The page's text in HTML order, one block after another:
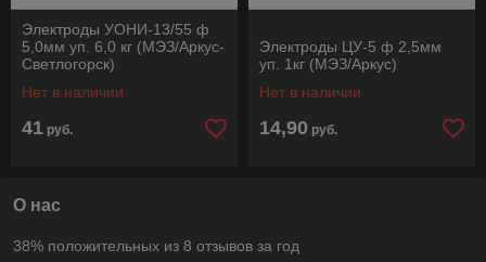
Электроды УОНИ-13/55 ф
5,0мм уп. 6,0 кг (МЭЗ/Аркус-
Светлогорск)
Нет в наличии
41 руб.
Электроды ЦУ-5 ф 2,5мм
уп. 1кг (МЭЗ/Аркус)
Нет в наличии
14,90 руб.
О нас
38% положительных из 8 отзывов за год